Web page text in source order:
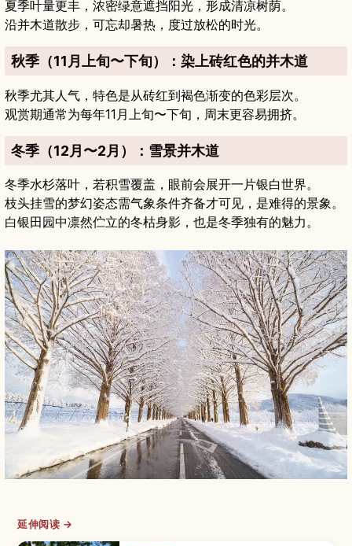
夏季叶量更丰，浓密绿意遮挡阳光，形成清凉树荫。
沿并木道散步，可忘却暑热，度过放松的时光。
秋季（11月上旬〜下旬）：染上砖红色的并木道
秋季尤其人气，特色是从砖红到褐色渐变的色彩层次。
观赏期通常为每年11月上旬〜下旬，周末更容易拥挤。
冬季（12月〜2月）：雪景并木道
冬季水杉落叶，若积雪覆盖，眼前会展开一片银白世界。
枝头挂雪的梦幻姿态需气象条件齐备才可见，是难得的景象。
白银田园中凛然伫立的冬枯身影，也是冬季独有的魅力。
延伸阅读 →